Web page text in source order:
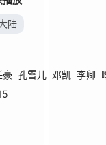
陆
豪 孔雪儿 邓凯 李卿